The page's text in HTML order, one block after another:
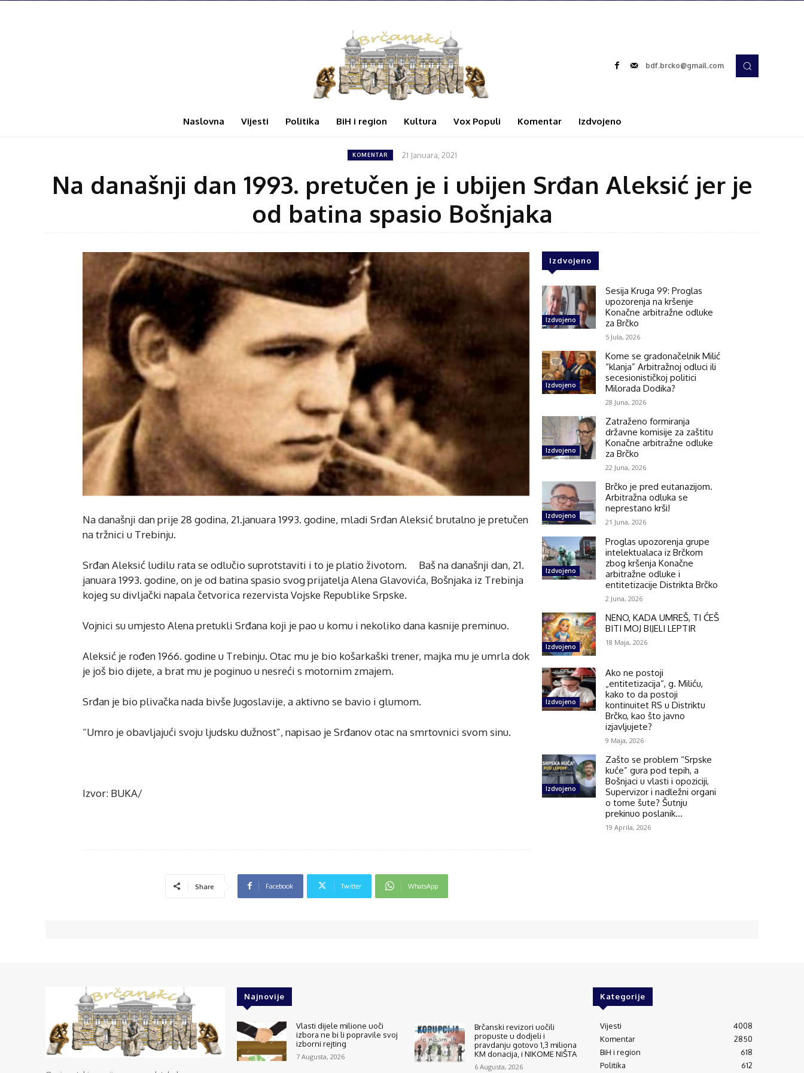
bdf.brcko@gmail.com
Naslovna Vijesti Politika BiH i region Kultura Vox Populi Komentar Izdvojeno
KOMENTAR 21 Januara, 2021
Na današnji dan 1993. pretučen je i ubijen Srđan Aleksić jer je
od batina spasio Bošnjaka
Na današnji dan prije 28 godina, 21.januara 1993. godine, mladi Srđan Aleksić brutalno je pretučen
na tržnici u Trebinju.
Srđan Aleksić ludilu rata se odlučio suprotstaviti i to je platio životom. Baš na današnji dan, 21.
januara 1993. godine, on je od batina spasio svog prijatelja Alena Glavovića, Bošnjaka iz Trebinja
kojeg su divljački napala četvorica rezervista Vojske Republike Srpske.
Vojnici su umjesto Alena pretukli Srđana koji je pao u komu i nekoliko dana kasnije preminuo.
Aleksić je rođen 1966. godine u Trebinju. Otac mu je bio košarkaški trener, majka mu je umrla dok
je još bio dijete, a brat mu je poginuo u nesreći s motornim zmajem.
Srđan je bio plivačka nada bivše Jugoslavije, a aktivno se bavio i glumom.
“Umro je obavljajući svoju ljudsku dužnost”, napisao je Srđanov otac na smrtovnici svom sinu.
Izvor: BUKA/
Share Facebook Twitter WhatsApp
Izdvojeno
Izdvojeno
Sesija Kruga 99: Proglas
upozorenja na kršenje
Konačne arbitražne odluke
za Brčko
5 Jula, 2026
Izdvojeno
Kome se gradonačelnik Milić
“klanja” Arbitražnoj odluci ili
secesionističkoj politici
Milorada Dodika?
28 Juna, 2026
Izdvojeno
Zatraženo formiranja
državne komisije za zaštitu
Konačne arbitražne odluke
za Brčko
22 Juna, 2026
Izdvojeno
Brčko je pred eutanazijom.
Arbitražna odluka se
neprestano krši!
21 Juna, 2026
Izdvojeno
Proglas upozorenja grupe
intelektualaca iz Brčkom
zbog kršenja Konačne
arbitražne odluke i
entitetizacije Distrikta Brčko
2 Juna, 2026
Izdvojeno
NENO, KADA UMREŠ, TI ĆEŠ
BITI MOJ BIJELI LEPTIR
18 Maja, 2026
Izdvojeno
Ako ne postoji
„entitetizacija“, g. Miliću,
kako to da postoji
kontinuitet RS u Distriktu
Brčko, kao što javno
izjavljujete?
9 Maja, 2026
Izdvojeno
Zašto se problem “Srpske
kuće” gura pod tepih, a
Bošnjaci u vlasti i opoziciji,
Supervizor i nadležni organi
o tome šute? Šutnju
prekinuo poslanik...
19 Aprila, 2026
Najnovije
Vlasti dijele milione uoči
izbora ne bi li popravile svoj
izborni rejting
7 Augusta, 2026
Brčanski revizori uočili
propuste u dodjeli i
pravdanju gotovo 1,3 miliona
KM donacija, i NIKOME NIŠTA
6 Augusta, 2026
Kategorije
Vijesti
4008
Komentar
2850
BiH i region
618
Politika
612